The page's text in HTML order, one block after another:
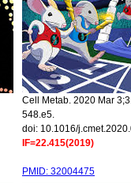
Cell Metab. 2020 Mar
548.e5.
doi: 10.1016/
IF=22.415(2019)
PMID: 32004475